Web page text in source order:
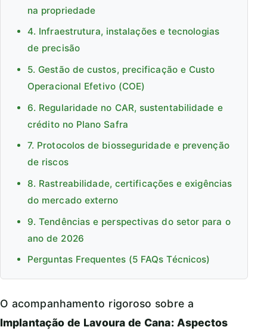
na propriedade
4. Infraestrutura, instalações e tecnologias
de precisão
5. Gestão de custos, precificação e Custo
Operacional Efetivo (COE)
6. Regularidade no CAR, sustentabilidade e
crédito no Plano Safra
7. Protocolos de biosseguridade e prevenção
de riscos
8. Rastreabilidade, certificações e exigências
do mercado externo
9. Tendências e perspectivas do setor para o
ano de 2026
Perguntas Frequentes (5 FAQs Técnicos)
O acompanhamento rigoroso sobre a
Implantação de Lavoura de Cana: Aspectos